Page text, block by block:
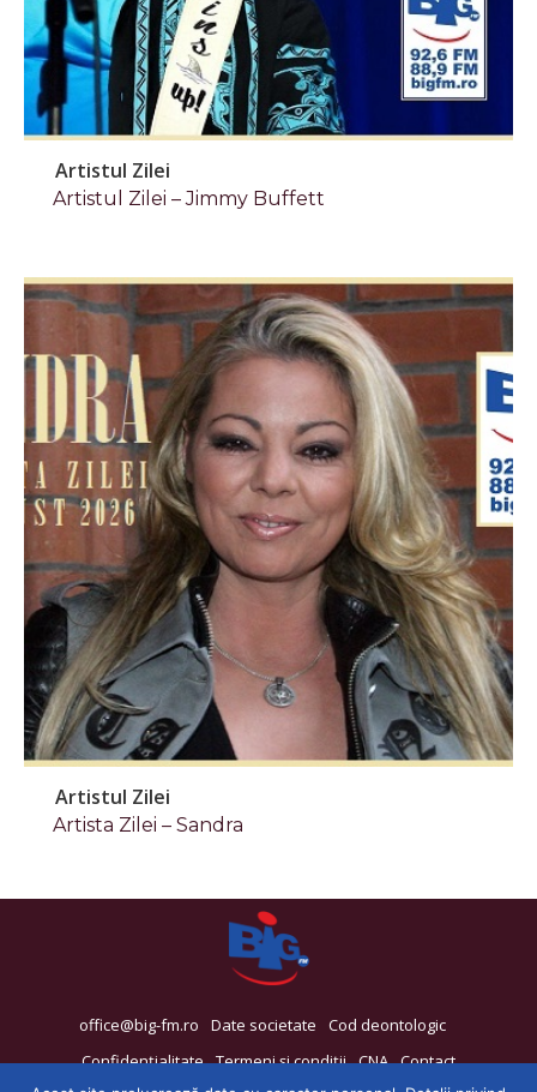
Artistul Zilei
Artistul Zilei – Jimmy Buffett
Artistul Zilei
Artista Zilei – Sandra
office@big-fm.ro Date societate
Cod deontologic
Confidențialitate Termeni și condiții CNA Contact